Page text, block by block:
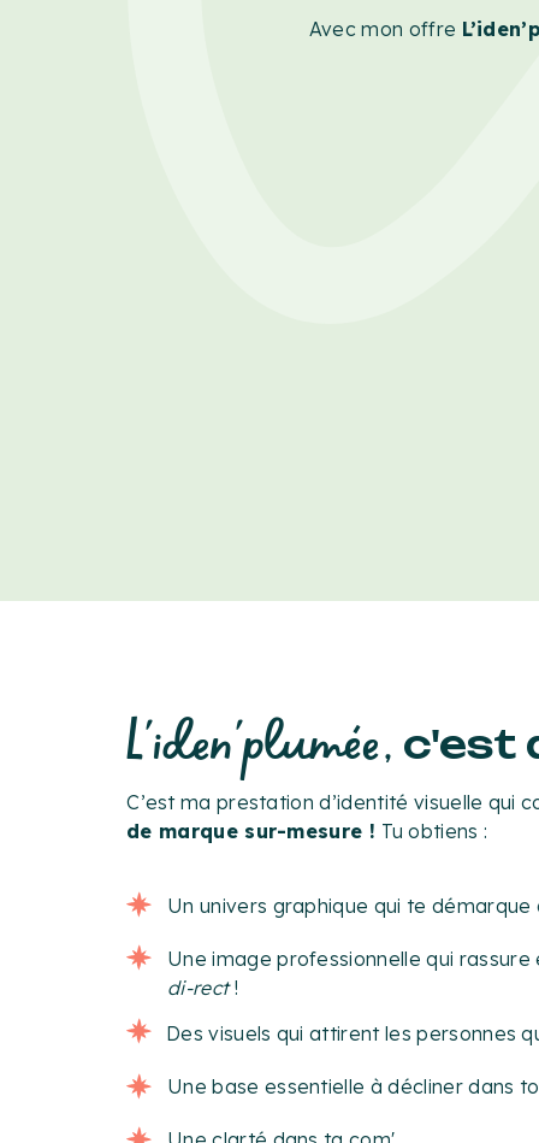
Avec mon offre
Un univers graphique qui te
Une image professionnelle qui
di-rect!
Des visuels qui attirent les personnes
Une base essentielle à décliner dans
L'iden'plumée, c'est
C’est ma prestation d’identité visuelle qui
de marque sur-mesure ! Tu obtiens :